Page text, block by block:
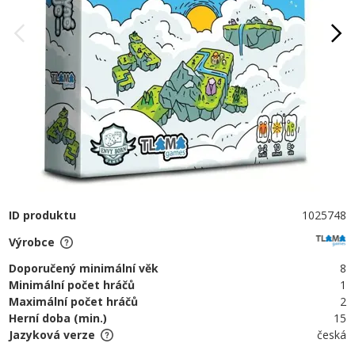
ID produktu
1025748
Výrobce
Doporučený minimální věk
8
Minimální počet hráčů
1
Maximální počet hráčů
2
Herní doba (min.)
15
Jazyková verze
česká